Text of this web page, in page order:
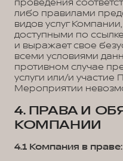
проведения
либо правилами
видов услуг
доступными по
и выражает свое
всеми условиями
противном случае
услуги или/и участие
Мероприятии
4. ПРАВА И
КОМПАНИИ
4.1 Компания в праве: